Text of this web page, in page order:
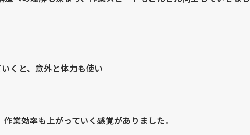
くと、意外と体力も使い
業効率も上がっていく感覚がありました。